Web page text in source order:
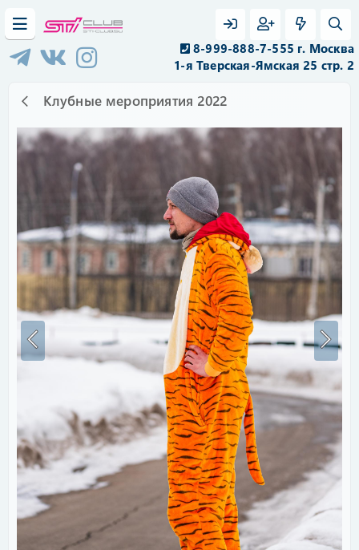
8-999-888-7-555 г. Москва
1-я Тверская-Ямская 25 стр. 2
Клубные мероприятия 2022